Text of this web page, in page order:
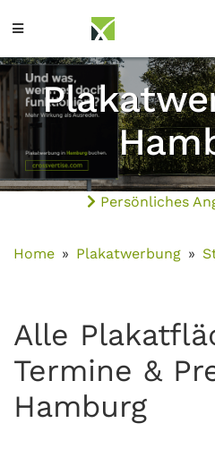
Persönliches
Home Plakatwerbung
Alle
Termine &
Hamburg